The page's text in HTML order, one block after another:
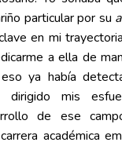
particular por su
en mi
a ella de
ya había
dirigido mis
de ese
académica